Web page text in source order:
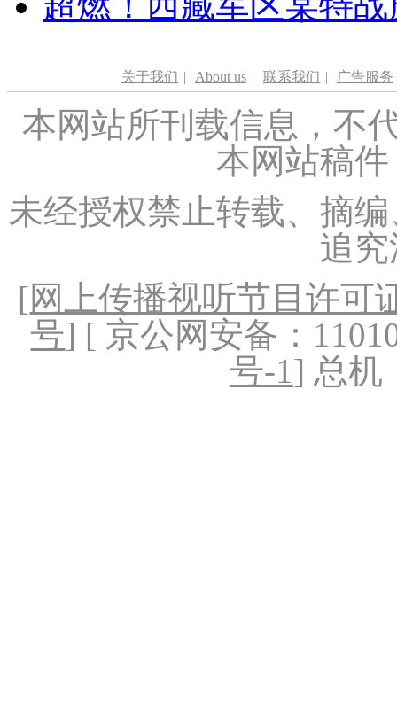
关于我们 | About us | 联系我们 | 广告服务
本网站所刊载信息，不
本网站稿
未经授权禁止转载、摘
追
[网上传播视听节目许可
号] [ 京公网安备：
号-1] 总机